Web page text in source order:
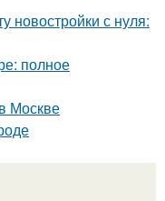
новостройки с нуля:
полное
Москве